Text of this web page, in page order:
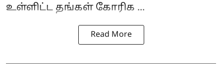
உள்ளிட்ட தங்கள் கோரிக ...
Read More